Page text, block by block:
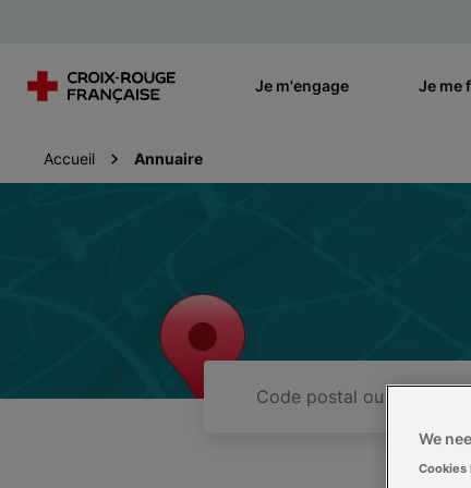
Je m'engage Je me
Accueil Annuaire
postal
We
Cookies